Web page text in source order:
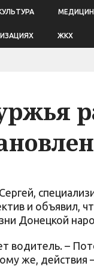
ЖКХ
и объявил,
Донецкой
водитель. –
же, действия